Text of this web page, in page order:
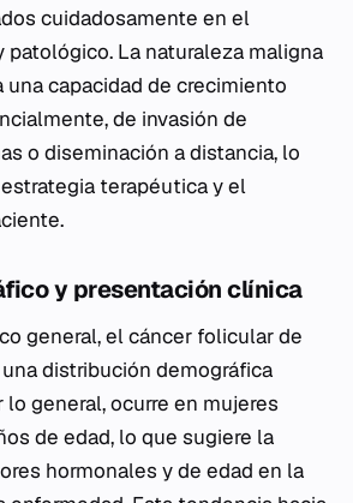
cuidadosamente en el
La naturaleza maligna
capacidad de crecimiento
de invasión de
o diseminación a distancia, lo
terapéutica y el
y presentación clínica
general, el cáncer folicular de
distribución demográfica
lo general, ocurre en mujeres
de edad, lo que sugiere la
hormonales y de edad en la